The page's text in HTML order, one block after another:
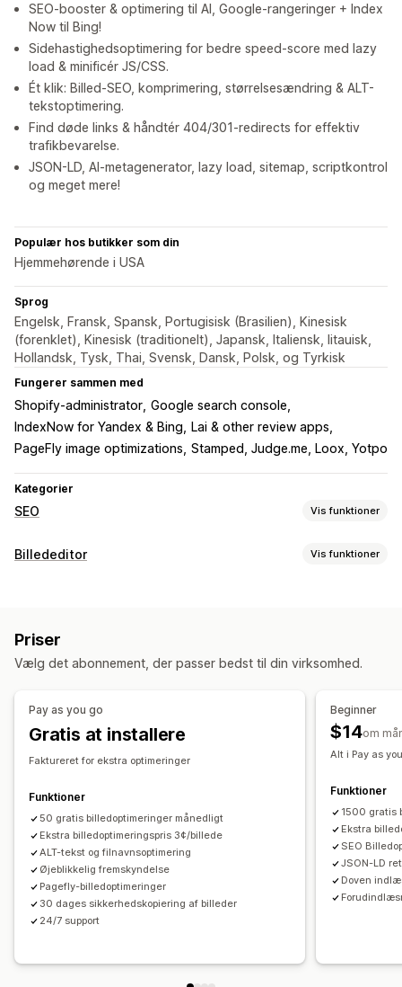
SEO-booster & optimering til AI, Google-rangeringer + Index
Now til Bing!
Sidehastighedsoptimering for bedre speed-score med lazy
load & minificér JS/CSS.
Ét klik: Billed-SEO, komprimering, størrelsesændring & ALT-
tekstoptimering.
Find døde links & håndtér 404/301-redirects for effektiv
trafikbevarelse.
JSON-LD, AI-metagenerator, lazy load, sitemap, scriptkontrol
og meget mere!
Populær hos butikker som din
Hjemmehørende i USA
Sprog
Engelsk, Fransk, Spansk, Portugisisk (Brasilien), Kinesisk
(forenklet), Kinesisk (traditionelt), Japansk, Italiensk, litauisk,
Hollandsk, Tysk, Thai, Svensk, Dansk, Polsk, og Tyrkisk
Fungerer sammen med
Shopify-administrator Google search console
IndexNow for Yandex & Bing
Lai & other review apps
PageFly image optimizations Stamped, Judge.me, Loox, Yotpo
Kategorier
SEO Vis funktioner
SEO-værktøjer
Brudte links
Websiteoversigter Sideindeksering
Metatags
Masseredigering
Generering med kunstig intelligens
Lokal SEO
Optimering af billeder
Hastighedsoptimering
Optimering af indhold Optimering af metadata
Overvågning af resultater
SEO-score Revisioner Rapportering
Indblik og tips
Analyser Analyse af konkurrent
Analyse af søgeord
Analyse af hastighed Analyse af link
Analyse af indhold
Sporing Rangeringssporing
Billededitor Vis funktioner
Kvalitetskontrol
Generering med kunstig intelligens
Priser
Vælg det abonnement, der passer bedst til din virksomhed.
Pay as you go
Gratis at installere
Faktureret for ekstra optimeringer
Funktioner
50 gratis billedoptimeringer månedligt
Ekstra billedoptimeringspris 3¢/billede
ALT-tekst og filnavnsoptimering
Øjeblikkelig fremskyndelse
Pagefly-billedoptimeringer
30 dages sikkerhedskopiering af billeder
24/7 support
Beginner
$14om
Alt i Pay as
Funktioner
1500 gratis
Ekstra
SEO
JSON-LD
Doven